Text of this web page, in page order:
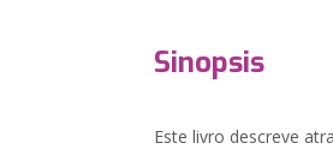
Sinopsis
Este livro descreve